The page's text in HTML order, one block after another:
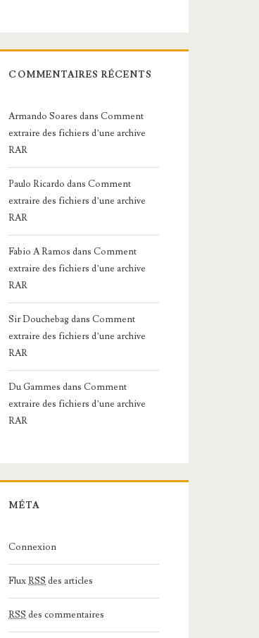
COMMENTAIRES RÉCENTS
Armando Soares dansComment
extraire des fichiers d’une archive
RAR
Paulo Ricardo dansComment
extraire des fichiers d’une archive
RAR
Fabio A Ramos dansComment
extraire des fichiers d’une archive
RAR
Sir DouchebagdansComment
extraire des fichiers d’une archive
RAR
Du Gammes dansComment
extraire des fichiers d’une archive
RAR
MÉTA
Connexion
FluxRSS des articles
RSS des commentaires